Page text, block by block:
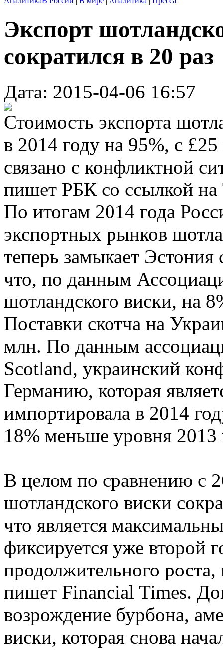
Экспорт
сократился в 20 раз
Дата: 2015-04-06 16:57
Стоимость экспорта
в 2014 году на 95%, с
связано с конфликтной
пишет РБК со ссылкой на
По итогам 2014 года
экспортных рынков
теперь замыкает
что, по данным
шотландского виски, на
Поставки скотча на
млн. По данным
Scotland, украинский
Германию, которая
импортировала в 2014
18% меньше уровня 2013
В целом по сравнению с
шотландского виски
что является
фиксируется уже второй
продолжительного роста,
пишет Financial Times.
возрождение бурбона,
виски, которая снова